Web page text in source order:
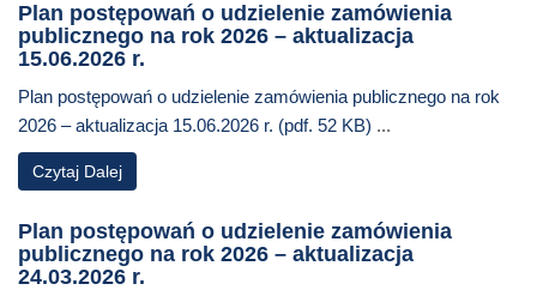
Plan postępowań o udzielenie zamówienia
publicznego na rok 2026 – aktualizacja
15.06.2026 r.
Plan postępowań o udzielenie zamówienia publicznego na rok
2026 – aktualizacja 15.06.2026 r. (pdf. 52 KB) ...
Czytaj Dalej
Plan postępowań o udzielenie zamówienia
publicznego na rok 2026 – aktualizacja
24.03.2026 r.